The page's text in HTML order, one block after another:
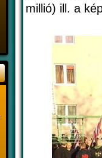
millió) ill. a